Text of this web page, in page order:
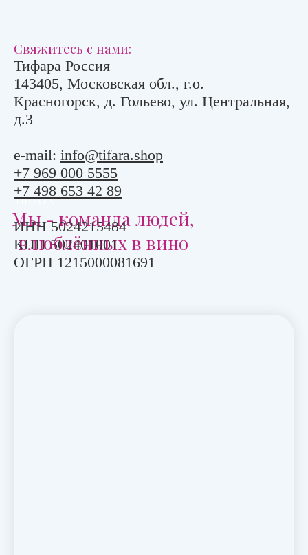
ТИФАРА
Мы - команда людей,
влюблённых в вино
Свяжитесь с нами:
Тифара Россия
143405, Московская обл., г.о.
Красногорск, д. Гольево, ул. Центральная,
д.3
e-mail: info@tifara.shop
+7 969 000 5555
+7 498 653 42 89
ИНН 5024215484
КПП 502401001
ОГРН 1215000081691